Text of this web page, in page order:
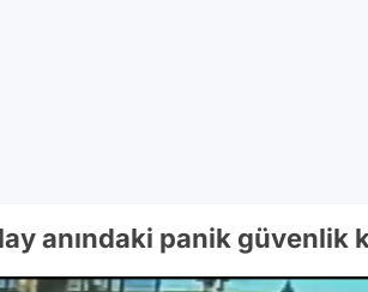
anındaki panik güvenlik